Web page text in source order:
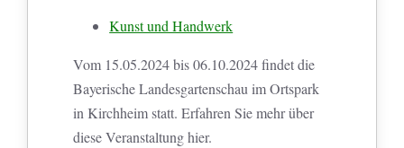
Kunst und Handwerk
Vom 15.05.2024 bis 06.10.2024 findet die
Bayerische Landesgartenschau im Ortspark
in Kirchheim statt. Erfahren Sie mehr über
diese Veranstaltung hier.